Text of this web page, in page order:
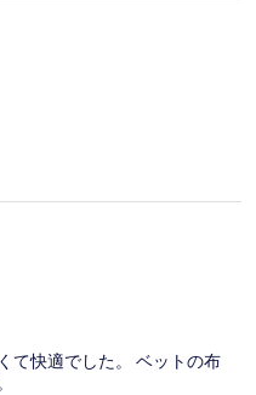
て快適でした。 ベットの布